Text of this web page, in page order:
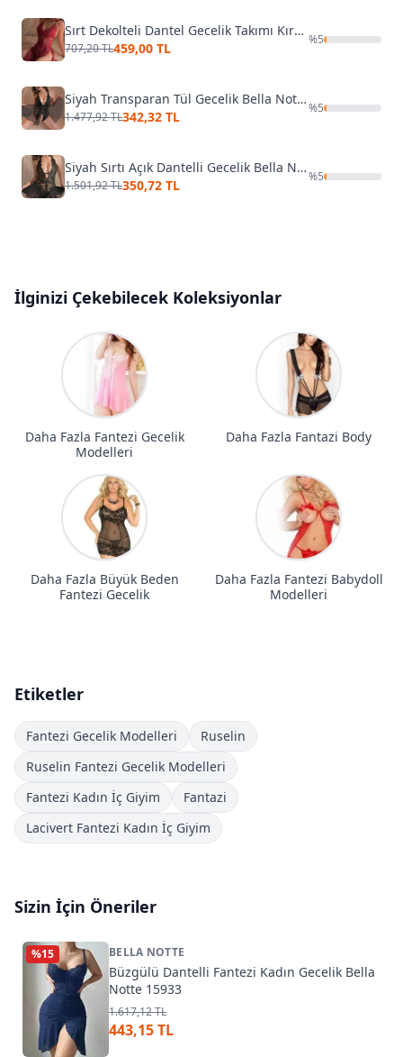
Sırt Dekolteli Dantel Gecelik Takımı Kırmızı Merry See 2215-Kırmızı
707,20 TL459,00 TL
%5
Siyah Transparan Tül Gecelik Bella Notte 15514
1.477,92 TL342,32 TL
%5
Siyah Sırtı Açık Dantelli Gecelik Bella Notte 15032
1.501,92 TL350,72 TL
%5
İlginizi Çekebilecek Koleksiyonlar
Daha Fazla Fantezi Gecelik
Modelleri
Daha Fazla Fantazi Body
Daha Fazla Büyük Beden
Fantezi Gecelik
Daha Fazla Fantezi Babydoll
Modelleri
Etiketler
Fantezi Gecelik Modelleri
Ruselin
Ruselin Fantezi Gecelik Modelleri
Fantezi Kadın İç Giyim
Fantazi
Lacivert Fantezi Kadın İç Giyim
Sizin İçin Öneriler
%15 BELLA NOTTE
Büzgülü Dantelli Fantezi Kadın Gecelik Bella
Notte 15933
1.617,12 TL
443,15 TL